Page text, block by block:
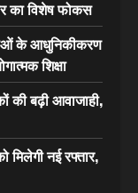
का विशेष फोकस
के आधुनिकीकरण
शिक्षा
की बढ़ी आवाजाही,
मिलेगी नई रफ्तार,